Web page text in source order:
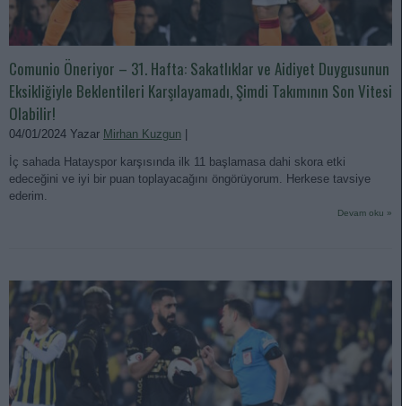
Comunio Öneriyor – 31. Hafta: Sakatlıklar ve Aidiyet Duygusunun
Eksikliğiyle Beklentileri Karşılayamadı, Şimdi Takımının Son Vitesi
Olabilir!
04/01/2024 Yazar Mirhan Kuzgun |
İç sahada Hatayspor karşısında ilk 11 başlamasa dahi skora etki
edeceğini ve iyi bir puan toplayacağını öngörüyorum. Herkese tavsiye
ederim.
Devam oku »